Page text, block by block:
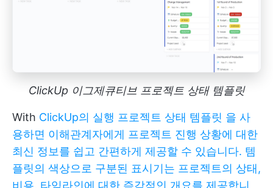
ClickUp 이그제큐티브 프로젝트 상태 템플릿
With ClickUp의 실행 프로젝트 상태 템플릿 을 사
용하면 이해관계자에게 프로젝트 진행 상황에 대한
최신 정보를 쉽고 간편하게 제공할 수 있습니다. 템
플릿의 색상으로 구분된 표시기는 프로젝트의 상태,